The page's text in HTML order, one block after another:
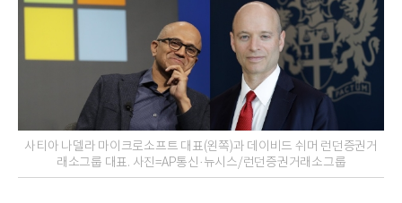
사티아 나델라 마이크로소프트 대표(왼쪽)과 데이비드 쉬머 런던증권거
래소그룹 대표. 사진=AP통신·뉴시스/런던증권거래소그룹